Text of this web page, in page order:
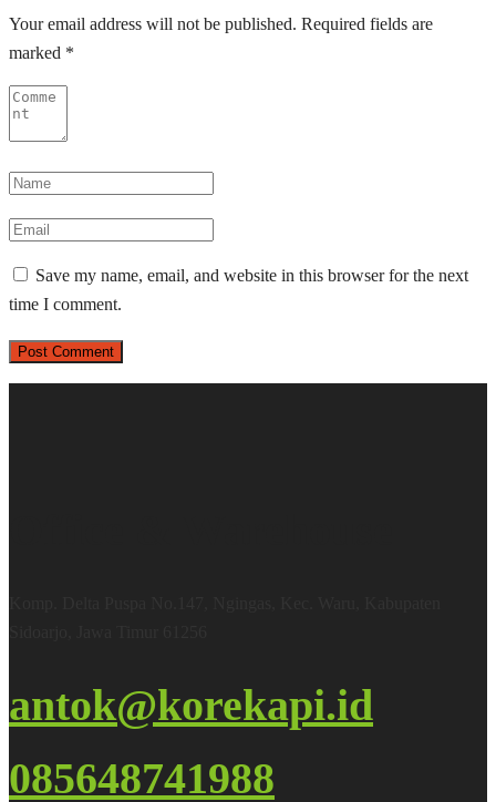
Your email address will not be published. Required fields are
marked *
Save my name, email, and website in this browser for the next
time I comment.
antok@korekapi.id
085648741988